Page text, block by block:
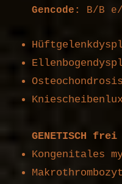
Gencode: B/B
GENETISCH
Kongenitales